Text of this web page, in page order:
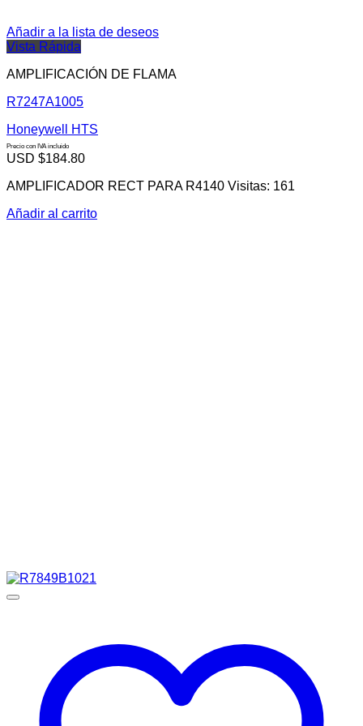
Añadir a la lista de deseos
Vista Rápida
AMPLIFICACIÓN DE FLAMA
R7247A1005
Honeywell HTS
Precio con IVA incluido
USD $184.80
AMPLIFICADOR RECT PARA R4140 Visitas: 161
Añadir al carrito